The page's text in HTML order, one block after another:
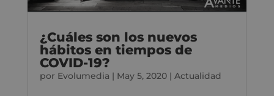
¿Cuáles son los nuevos
hábitos en tiempos de
COVID-19?
por Evolumedia | May 5, 2020| Actualidad